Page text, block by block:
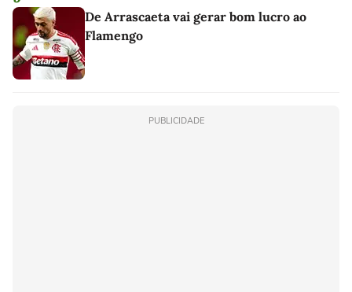
De Arrascaeta vai gerar bom lucro ao
Flamengo
PUBLICIDADE